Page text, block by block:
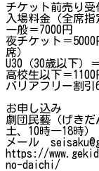
チケット前売り受
入場料金（全席指
一般＝7000円
夜チケット＝
席）
U30（30歳以下）
高校生以下＝
バリアフリー割引
お申し込み
劇団民藝（げき
土、10時―18時）
メール
https://
no-daichi/